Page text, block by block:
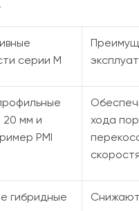
серии M
20 мм и
PMI
хода
гибридные